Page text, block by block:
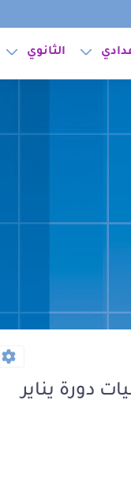
الثانوي
الرياضيات دورة يناير